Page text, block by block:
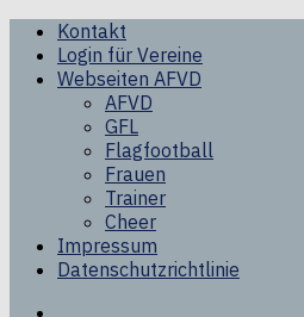
Kontakt
Login für Vereine
Webseiten AFVD
AFVD
GFL
Flagfootball
Frauen
Trainer
Cheer
Impressum
Datenschutzrichtlinie